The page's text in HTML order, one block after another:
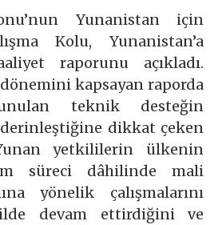
Yunanistan için
Kolu, Yunanistan’a
raporunu açıkladı.
kapsayan raporda
teknik desteğin
dikkat çeken
yetkililerin ülkenin
süreci dâhilinde mali
yönelik çalışmalarını
devam ettirdiğini ve